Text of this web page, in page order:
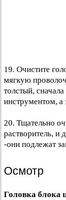
19. Очистите
мягкую
толстый,
инструментом, а
20. Тщательно
растворитель, и
-они подлежат
Осмотр
Головка блока